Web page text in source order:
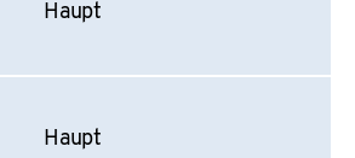
Haupt
Haupt